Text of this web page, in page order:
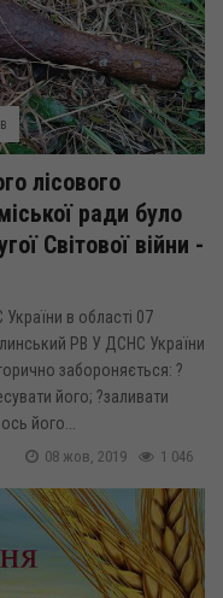
лісового
ради було
Світової війни -
в області 07
РВ У ДСНС України
забороняється: ?
його; ?заливати
його...
1 046
08 жов, 2019